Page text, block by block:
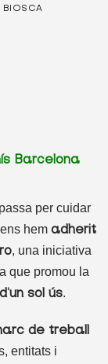
BIOSCA
Barcelona
per cuidar
hem adherit
, una iniciativa
que promou la
sol ús.
de treball
entitats i